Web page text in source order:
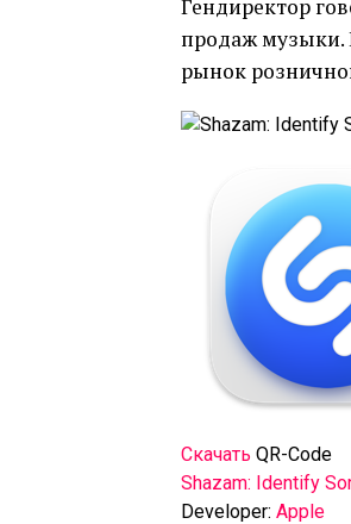
Гендиректор
продаж музыки.
рынок
Скачать QR-Code
‎Shazam: Identify
Developer: Apple